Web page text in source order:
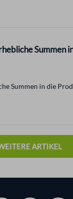
Summen in die
ARTIKEL